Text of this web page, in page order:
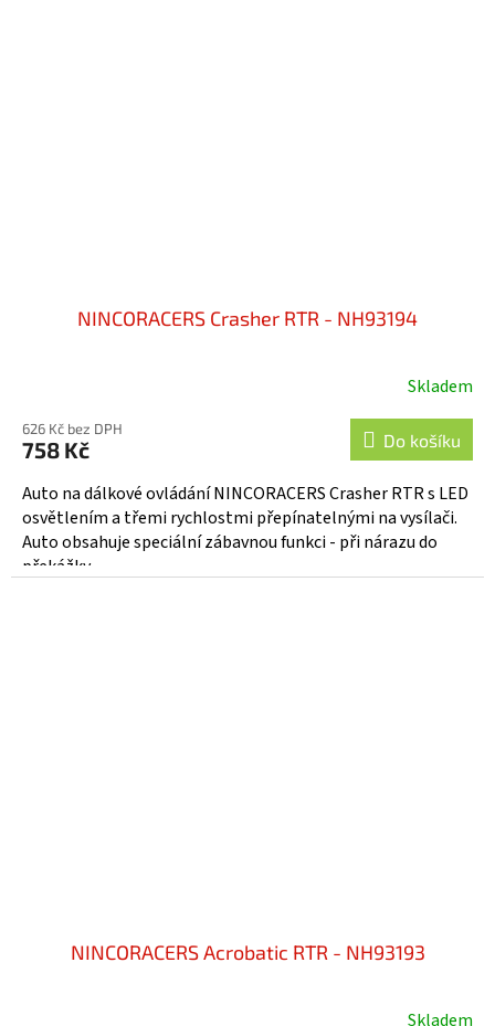
NINCORACERS Crasher RTR - NH93194
Skladem
626 Kč bez DPH
758 Kč Do košíku
Auto na dálkové ovládání NINCORACERS Crasher RTR s LED
osvětlením a třemi rychlostmi přepínatelnými na vysílači.
Auto obsahuje speciální zábavnou funkci - při nárazu do
překážky...
NINCORACERS Acrobatic RTR - NH93193
Skladem